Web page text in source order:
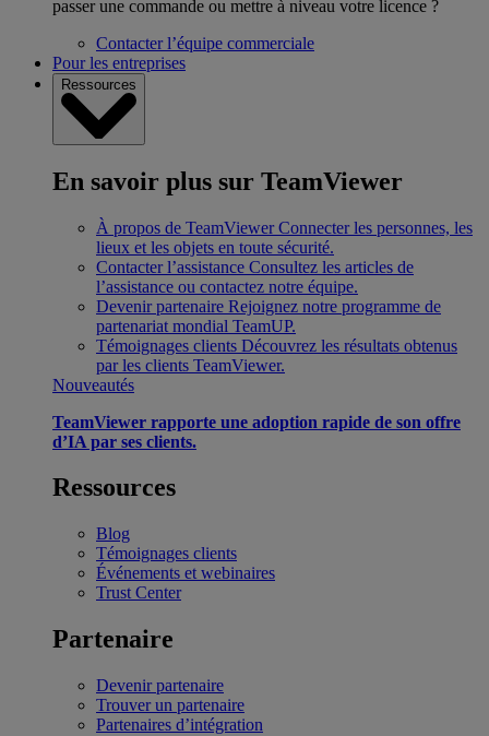
passer une commande ou mettre à niveau votre licence ?
Contacter l’équipe commerciale
Pour les entreprises
Ressources
En savoir plus sur TeamViewer
À propos de TeamViewer Connecter les personnes, les
lieux et les objets en toute sécurité.
Contacter l’assistance Consultez les articles de
l’assistance ou contactez notre équipe.
Devenir partenaire Rejoignez notre programme de
partenariat mondial TeamUP.
Témoignages clients Découvrez les résultats obtenus
par les clients TeamViewer.
Nouveautés
TeamViewer rapporte une adoption rapide de son offre
d’IA par ses clients.
Ressources
Blog
Témoignages clients
Événements et webinaires
Trust Center
Partenaire
Devenir partenaire
Trouver un partenaire
Partenaires d’intégration